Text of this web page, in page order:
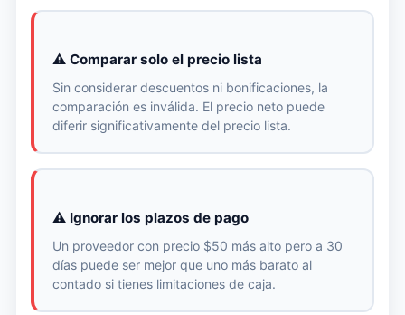
⚠️ Comparar solo el precio lista
Sin considerar descuentos ni bonificaciones, la
comparación es inválida. El precio neto puede
diferir significativamente del precio lista.
⚠️ Ignorar los plazos de pago
Un proveedor con precio $50 más alto pero a 30
días puede ser mejor que uno más barato al
contado si tienes limitaciones de caja.